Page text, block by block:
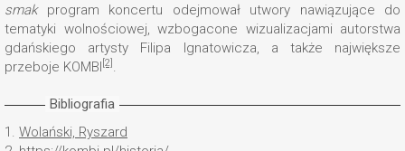
smakprogram koncertu odejmował utwory nawiązujące do
tematyki wolnościowej, wzbogacone wizualizacjami autorstwa
gdańskiego artysty Filipa Ignatowicza, a także największe
przeboje KOMBI [2] .
Bibliografia
1. Wolański, Ryszard